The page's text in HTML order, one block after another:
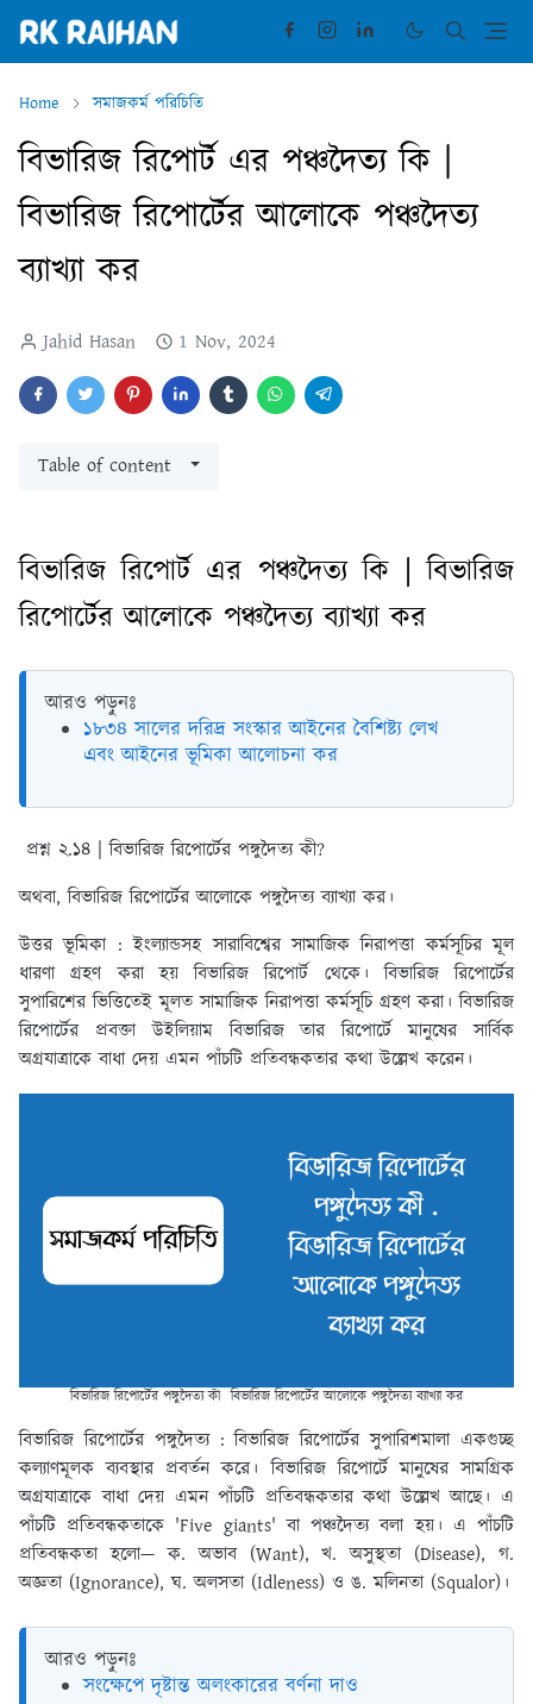
Home সমাজকর্ম পরিচিতি
বিভারিজ রিপোর্ট এর পঞ্চদৈত্য কি |
বিভারিজ রিপোর্টের আলোকে পঞ্চদৈত্য
ব্যাখ্যা কর
Jahid Hasan 1 Nov, 2024
Table of content
বিভারিজ রিপোর্ট এর পঞ্চদৈত্য কি | বিভারিজ
রিপোর্টের আলোকে পঞ্চদৈত্য ব্যাখ্যা কর
আরও পড়ুনঃ
১৮৩৪ সালের দরিদ্র সংস্কার আইনের বৈশিষ্ট্য লেখ
এবং আইনের ভূমিকা আলোচনা কর
প্রশ্ন ২.১৪ | বিভারিজ রিপোর্টের পঙ্গুদৈত্য কী?
অথবা, বিভারিজ রিপোর্টের আলোকে পঙ্গুদৈত্য ব্যাখ্যা কর।
উত্তর ভূমিকা : ইংল্যান্ডসহ সারাবিশ্বের সামাজিক নিরাপত্তা কর্মসূচির মূল
ধারণা গ্রহণ করা হয় বিভারিজ রিপোর্ট থেকে। বিভারিজ রিপোর্টের
সুপারিশের ভিত্তিতেই মূলত সামাজিক নিরাপত্তা কর্মসূচি গ্রহণ করা। বিভারিজ
রিপোর্টের প্রবক্তা উইলিয়াম বিভারিজ তার রিপোর্টে মানুষের সার্বিক
অগ্রযাত্রাকে বাধা দেয় এমন পাঁচটি প্রতিবন্ধকতার কথা উল্লেখ করেন।
বিভারিজ রিপোর্টের পঙ্গুদৈত্য কী বিভারিজ রিপোর্টের আলোকে পঙ্গুদৈত্য ব্যাখ্যা কর
বিভারিজ রিপোর্টের পঙ্গুদৈত্য :বিভারিজ রিপোর্টের সুপারিশমালা একগুচ্ছ
কল্যাণমূলক ব্যবস্থার প্রবর্তন করে। বিভারিজ রিপোর্টে মানুষের সামগ্রিক
অগ্রযাত্রাকে বাধা দেয় এমন পাঁচটি প্রতিবন্ধকতার কথা উল্লেখ আছে। এ
পাঁচটি প্রতিবন্ধকতাকে 'Five giants' বা পঞ্চদৈত্য বলা হয়। এ পাঁচটি
প্রতিবন্ধকতা হলো— ক. অভাব (Want), খ. অসুস্থতা (Disease), গ.
অজ্ঞতা (Ignorance), ঘ. অলসতা (Idleness) ও ঙ. মলিনতা (Squalor)।
আরও পড়ুনঃ
সংক্ষেপে দৃষ্টান্ত অলংকারের বর্ণনা দাও